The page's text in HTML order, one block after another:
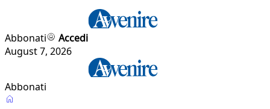
Abbonati
Accedi
August 7, 2026
Abbonati